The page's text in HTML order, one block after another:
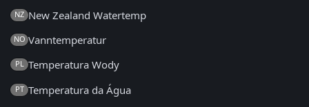
NZ New Zealand Watertemp
NO Vanntemperatur
PL Temperatura Wody
PT Temperatura da Água